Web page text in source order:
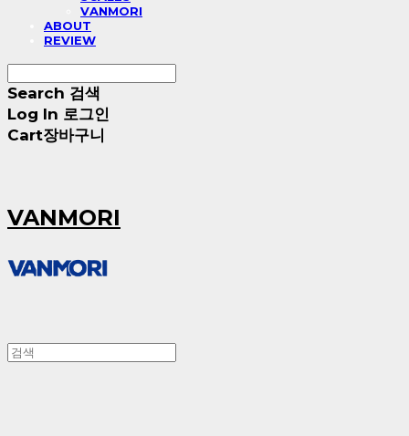
VANMORI
ABOUT
REVIEW
Search 검색
Log In 로그인
Cart장바구니
VANMORI